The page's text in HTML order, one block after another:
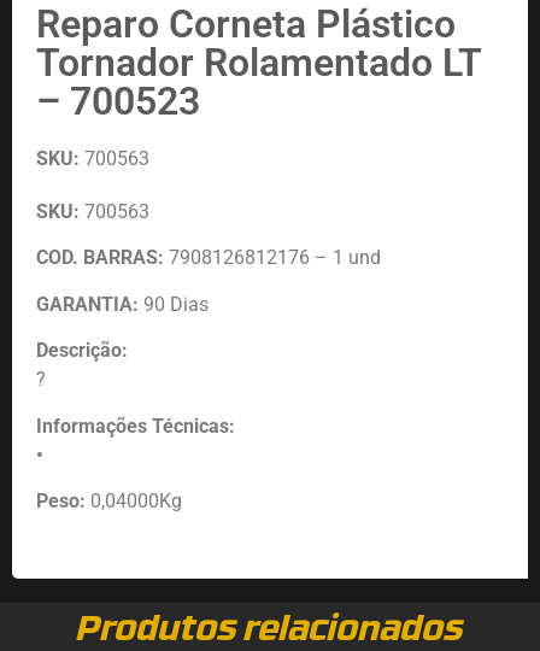
Reparo Corneta Plástico
Tornador Rolamentado LT
– 700523
SKU: 700563
SKU: 700563
COD. BARRAS: 7908126812176 – 1 und
GARANTIA: 90 Dias
Descrição:
?
Informações Técnicas:
•
Peso: 0,04000Kg
Produtos relacionados